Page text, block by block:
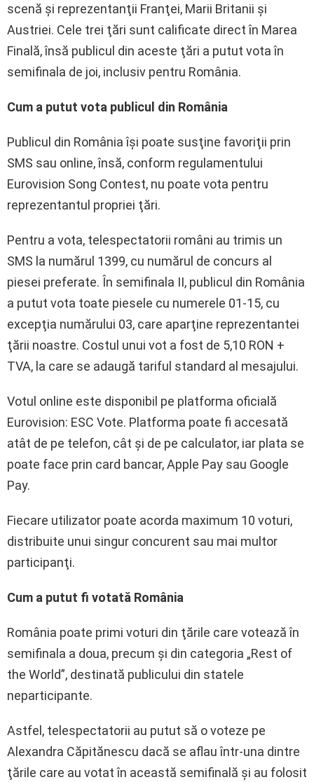
scenă şi reprezentanţii Franţei, Marii Britanii şi
Austriei. Cele trei ţări sunt calificate direct în Marea
Finală, însă publicul din aceste ţări a putut vota în
semifinala de joi, inclusiv pentru România.
Cum a putut vota publicul din România
Publicul din România îşi poate susţine favoriţii prin
SMS sau online, însă, conform regulamentului
Eurovision Song Contest, nu poate vota pentru
reprezentantul propriei ţări.
Pentru a vota, telespectatorii români au trimis un
SMS la numărul 1399, cu numărul de concurs al
piesei preferate. În semifinala II, publicul din România
a putut vota toate piesele cu numerele 01-15, cu
excepţia numărului 03, care aparţine reprezentantei
ţării noastre. Costul unui vot a fost de 5,10 RON +
TVA, la care se adaugă tariful standard al mesajului.
Votul online este disponibil pe platforma oficială
Eurovision: ESC Vote. Platforma poate fi accesată
atât de pe telefon, cât şi de pe calculator, iar plata se
poate face prin card bancar, Apple Pay sau Google
Pay.
Fiecare utilizator poate acorda maximum 10 voturi,
distribuite unui singur concurent sau mai multor
participanţi.
Cum a putut fi votată România
România poate primi voturi din ţările care votează în
semifinala a doua, precum şi din categoria „Rest of
the World”, destinată publicului din statele
neparticipante.
Astfel, telespectatorii au putut să o voteze pe
Alexandra Căpitănescu dacă se aflau într-una dintre
ţările care au votat în această semifinală şi au folosit